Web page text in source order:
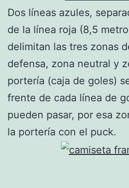
Dos líneas azules,
de la línea roja (8,5
delimitan las tres zonas
defensa, zona neutral y
portería (caja de goles)
frente de cada línea de
pueden pasar, por esa
la portería con el puck.